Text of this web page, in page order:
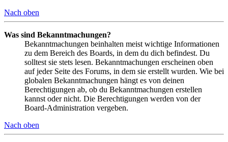
Nach oben
Was sind Bekanntmachungen?
Bekanntmachungen beinhalten meist wichtige Informationen
zu dem Bereich des Boards, in dem du dich befindest. Du
solltest sie stets lesen. Bekanntmachungen erscheinen oben
auf jeder Seite des Forums, in dem sie erstellt wurden. Wie bei
globalen Bekanntmachungen hängt es von deinen
Berechtigungen ab, ob du Bekanntmachungen erstellen
kannst oder nicht. Die Berechtigungen werden von der
Board-Administration vergeben.
Nach oben